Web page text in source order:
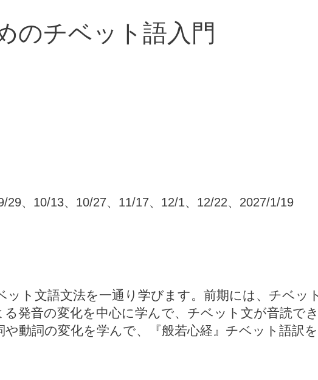
のチベット語入門
、10/13、10/27、11/17、12/1、12/22、2027/1/19
ト文語文法を一通り学びます。前期には、チベッ
発音の変化を中心に学んで、チベット文が音読で
動詞の変化を学んで、『般若心経』チベット語訳